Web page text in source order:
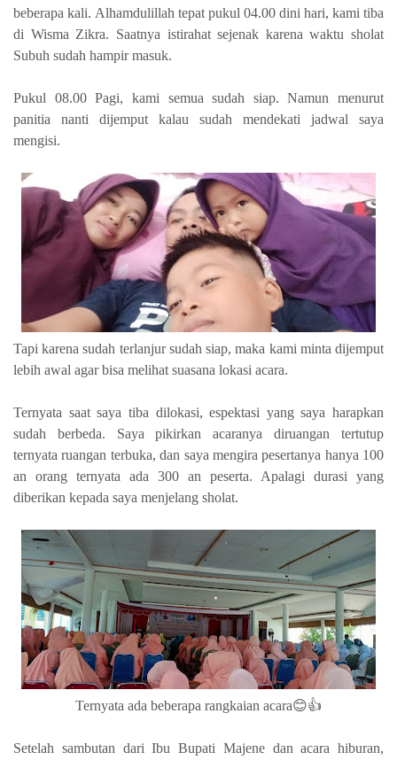
beberapa kali. Alhamdulillah tepat pukul 04.00 dini hari, kami tiba
di Wisma Zikra. Saatnya istirahat sejenak karena waktu sholat
Subuh sudah hampir masuk.
Pukul 08.00 Pagi, kami semua sudah siap. Namun menurut
panitia nanti dijemput kalau sudah mendekati jadwal saya
mengisi.
Tapi karena sudah terlanjur sudah siap, maka kami minta dijemput
lebih awal agar bisa melihat suasana lokasi acara.
Ternyata saat saya tiba dilokasi, espektasi yang saya harapkan
sudah berbeda. Saya pikirkan acaranya diruangan tertutup
ternyata ruangan terbuka, dan saya mengira pesertanya hanya 100
an orang ternyata ada 300 an peserta. Apalagi durasi yang
diberikan kepada saya menjelang sholat.
Ternyata ada beberapa rangkaian acara😊👍
Setelah sambutan dari Ibu Bupati Majene dan acara hiburan,